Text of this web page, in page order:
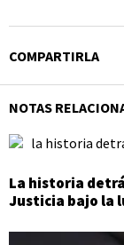
COMPARTIRLA
NOTAS
La historia
Justicia bajo la